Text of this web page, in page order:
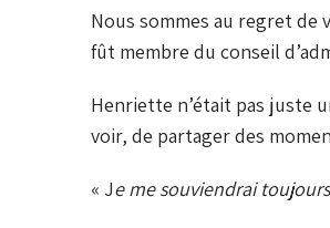
Nous sommes au regret de
fût membre du conseil
Henriette n’était pas juste
voir, de partager des
« Je me souviendrai